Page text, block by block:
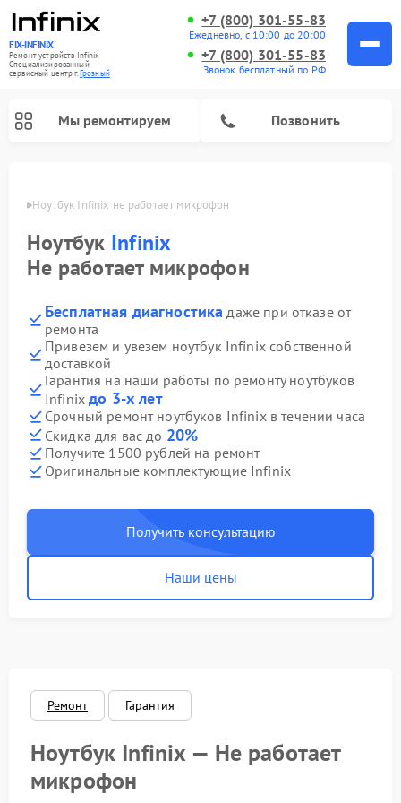
FIX-INFINIX
Ремонт устройств Infinix
Специализированный
cервисный центр г.Грозный
+7 (800) 301-55-83
Ежедневно, с 10:00 до 20:00
+7 (800) 301-55-83
Звонок бесплатный по РФ
Мы ремонтируем Позвонить
Ноутбук Infinix не работает микрофон
Ноутбук Infinix
Не работает микрофон
Бесплатная диагностика даже при отказе от
ремонта
Привезем и увезем ноутбук Infinix собственной
доставкой
Гарантия на наши работы по ремонту ноутбуков
Infinixдо 3-х лет
Срочный ремонт ноутбуков Infinix в течении часа
Скидка для вас до 20%
Получите 1500 рублей на ремонт
Оригинальные комплектующие Infinix
Получить консультацию
Наши цены
Ремонт Гарантия
Ноутбук Infinix — Не работает
микрофон